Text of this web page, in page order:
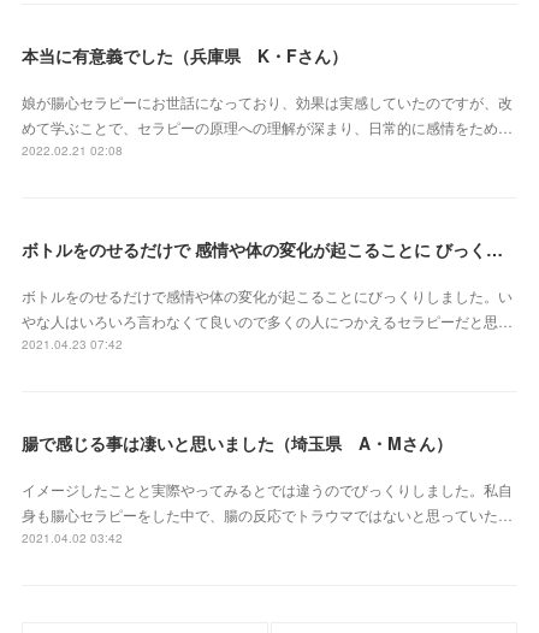
本当に有意義でした（兵庫県 K・Fさん）
娘が腸心セラピーにお世話になっており、効果は実感していたのですが、改
めて学ぶことで、セラピーの原理への理解が深まり、日常的に感情をため…
2022.02.21 02:08
ボトルをのせるだけで 感情や体の変化が起こることに びっくりしました（三重県 S・Yさん）
ボトルをのせるだけで感情や体の変化が起こることにびっくりしました。い
やな人はいろいろ言わなくて良いので多くの人につかえるセラピーだと思…
2021.04.23 07:42
腸で感じる事は凄いと思いました（埼玉県 A・Mさん）
イメージしたことと実際やってみるとでは違うのでびっくりしました。私自
身も腸心セラピーをした中で、腸の反応でトラウマではないと思っていた…
2021.04.02 03:42